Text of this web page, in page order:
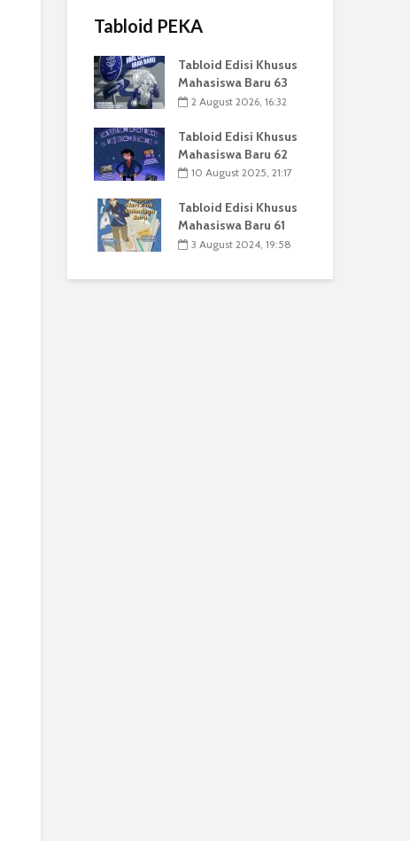
Tabloid PEKA
Tabloid Edisi Khusus
Mahasiswa Baru 63
2 August 2026, 16:32
Tabloid Edisi Khusus
Mahasiswa Baru 62
10 August 2025, 21:17
Tabloid Edisi Khusus
Mahasiswa Baru 61
3 August 2024, 19:58